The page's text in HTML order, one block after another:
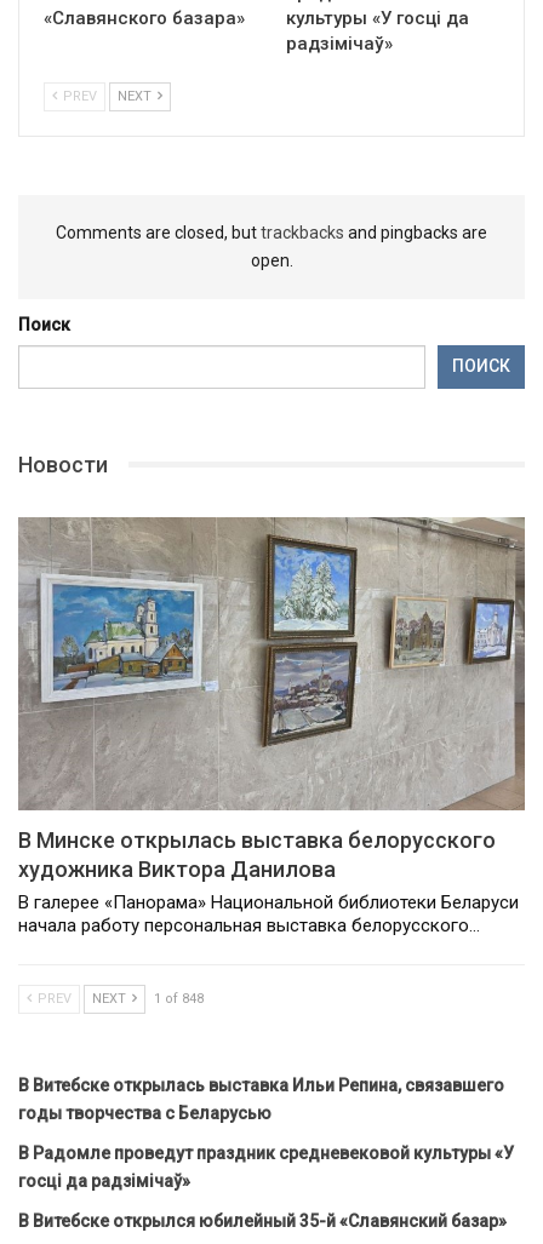
«Славянского базара»
культуры «У госці да
радзімічаў»
PREV NEXT
Comments are closed, buttrackbacks and pingbacks are
open.
Поиск
ПОИСК
Новости
В Минске открылась выставка белорусского
художника Виктора Данилова
В галерее «Панорама» Национальной библиотеки Беларуси
начала работу персональная выставка белорусского…
PREV NEXT 1 of 848
В Витебске открылась выставка Ильи Репина, связавшего
годы творчества с Беларусью
В Радомле проведут праздник средневековой культуры «У
госці да радзімічаў»
В Витебске открылся юбилейный 35-й «Славянский базар»